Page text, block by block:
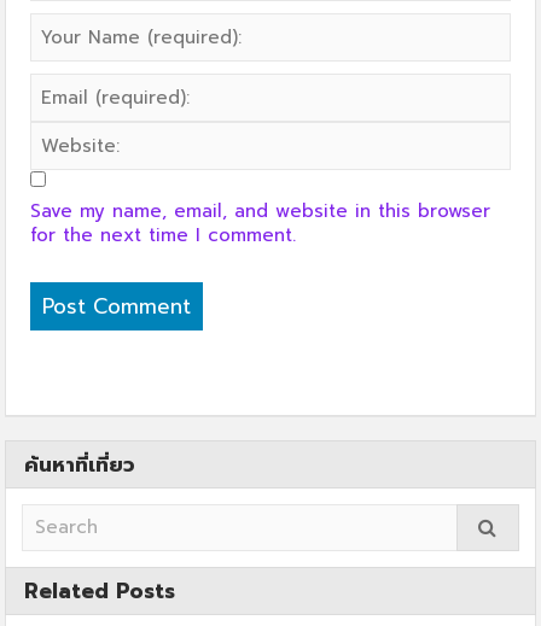
Save my name, email, and website in this browser
for the next time I comment.
ค้นหาที่เที่ยว
Related Posts